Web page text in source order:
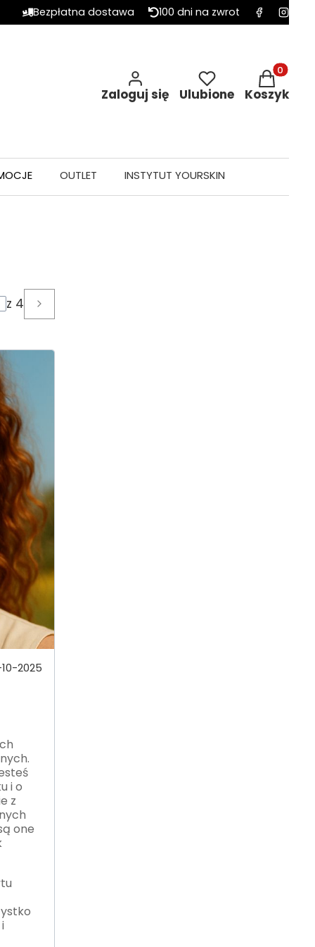
Bezpłatna dostawa 100 dni na zwrot
Zaloguj się Ulubione
Produkty
Koszyk
OUTLET INSTYTUT YOURSKIN
z 4 Następne wpisy
2025
i o
z
one